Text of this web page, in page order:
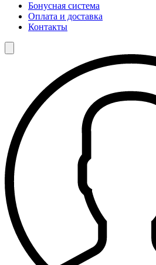
Бонусная система
Оплата и доставка
Контакты